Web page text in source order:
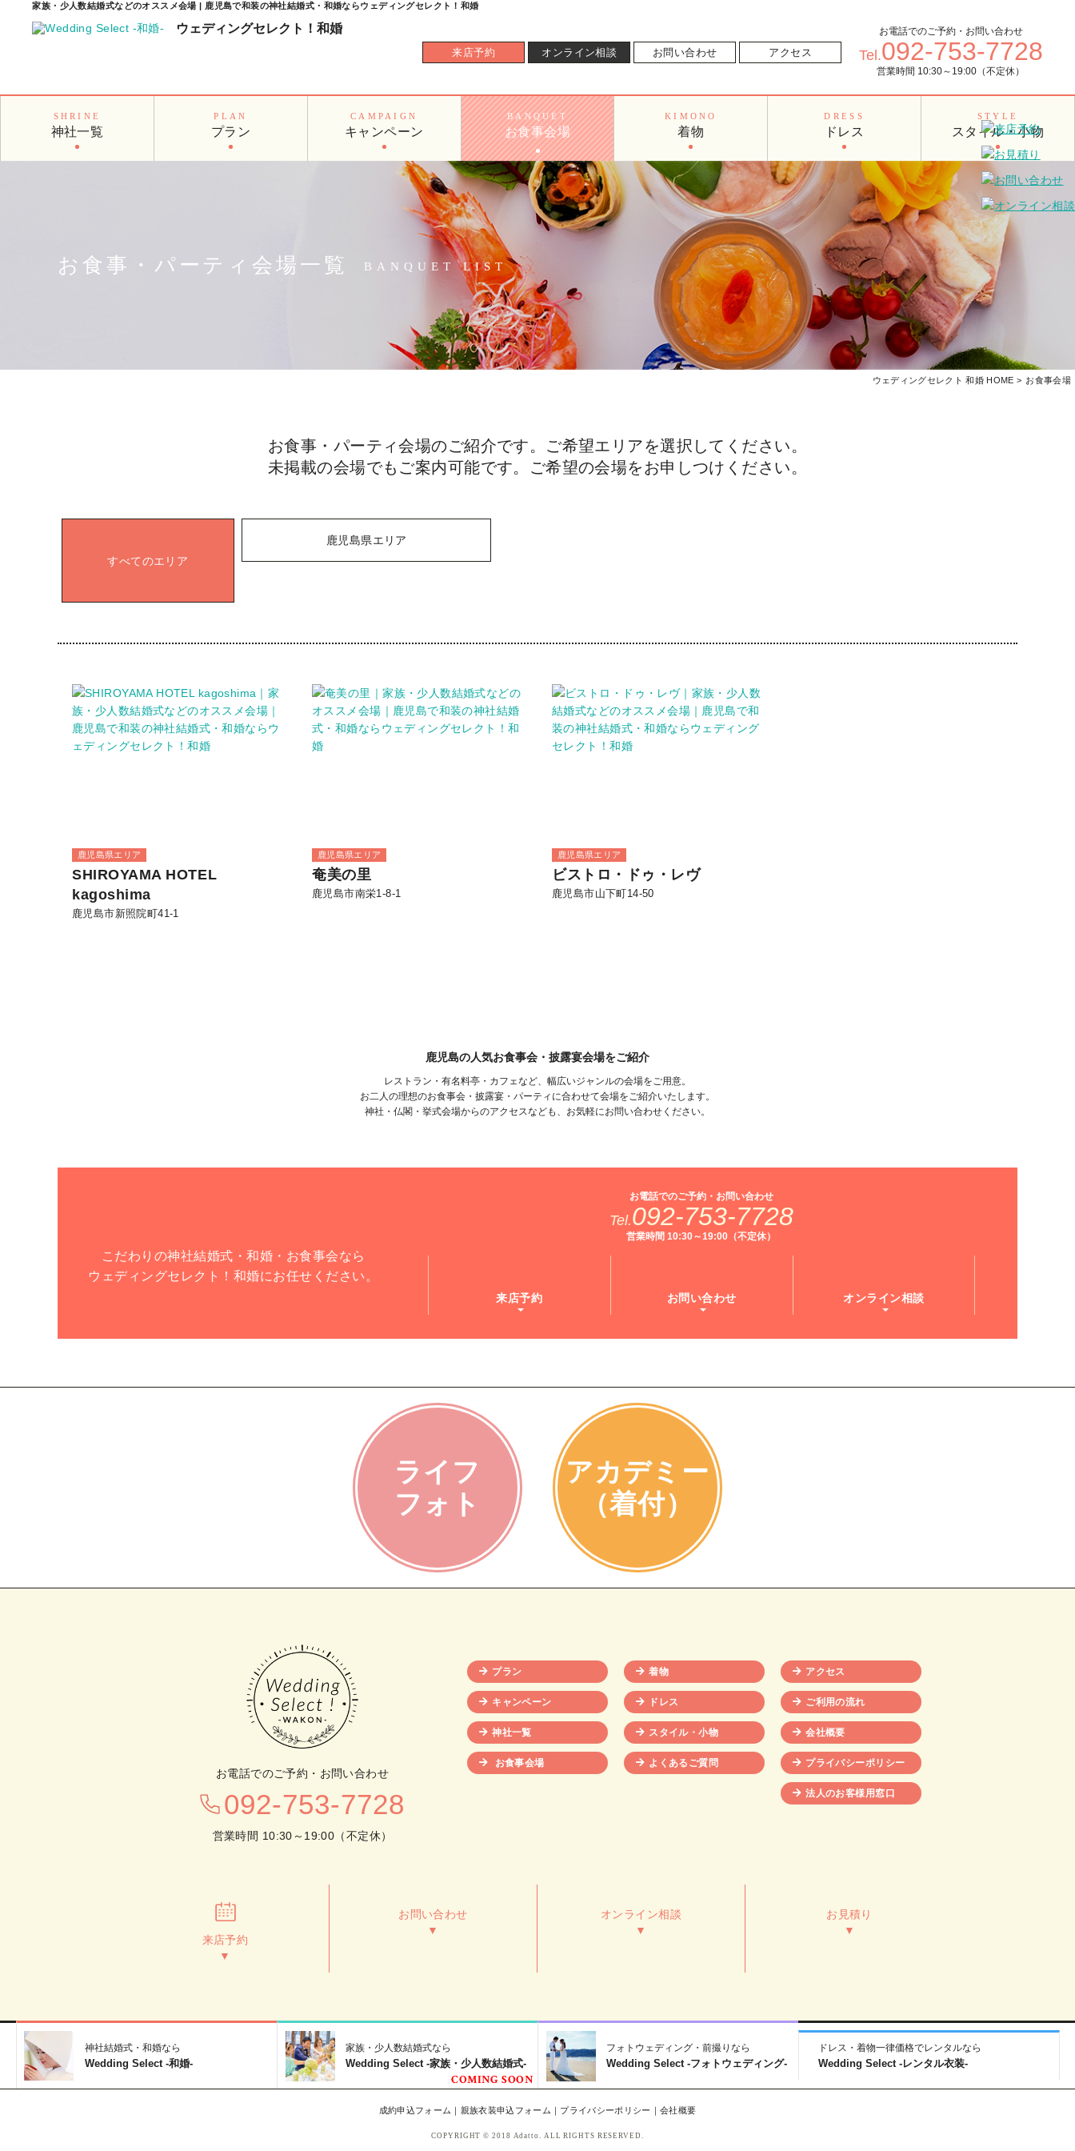
家族・少人数結婚式などのオススメ会場 | 鹿児島で和装の神社結婚式・和婚ならウェディングセレクト！和婚
ウェディングセレクト！和婚
来店予約 オンライン相談 お問い合わせ アクセス
お電話でのご予約・お問い合わせ
Tel.092-753-7728
営業時間 10:30～19:00（不定休）
SHRINE
神社一覧
PLAN
プラン
CAMPAIGN
キャンペーン
BANQUET
お食事会場
KIMONO
着物
DRESS
ドレス
STYLE
スタイル・小物
お食事・パーティ会場一覧 BANQUET LIST
ウェディングセレクト 和婚 HOME お食事会場
お食事・パーティ会場のご紹介です。ご希望エリアを選択してください。
未掲載の会場でもご案内可能です。ご希望の会場をお申しつけください。
すべてのエリア
鹿児島県エリア
鹿児島県エリア
SHIROYAMA HOTEL
kagoshima
鹿児島市新照院町41-1
鹿児島県エリア
奄美の里
鹿児島市南栄1-8-1
鹿児島県エリア
ビストロ・ドゥ・レヴ
鹿児島市山下町14-50
鹿児島の人気お食事会・披露宴会場をご紹介
レストラン・有名料亭・カフェなど、幅広いジャンルの会場をご用意。
お二人の理想のお食事会・披露宴・パーティに合わせて会場をご紹介いたします。
神社・仏閣・挙式会場からのアクセスなども、お気軽にお問い合わせください。
こだわりの神社結婚式・和婚・お食事会なら
ウェディングセレクト！和婚にお任せください。
お電話でのご予約・お問い合わせ
Tel.092-753-7728
営業時間 10:30～19:00（不定休）
来店予約 お問い合わせ オンライン相談
ライフ
フォト
アカデミー
（着付）
お電話でのご予約・お問い合わせ
092-753-7728
営業時間 10:30～19:00（不定休）
プラン
キャンペーン
神社一覧
お食事会場
着物
ドレス
スタイル・小物
よくあるご質問
アクセス
ご利用の流れ
会社概要
プライバシーポリシー
法人のお客様用窓口
来店予約
▼
お問い合わせ
▼
オンライン相談
▼
お見積り
▼
神社結婚式・和婚なら
Wedding Select -和婚-
家族・少人数結婚式なら
Wedding Select -家族・少人数結婚式-
フォトウェディング・前撮りなら
Wedding Select -フォトウェディング-
ドレス・着物一律価格でレンタルなら
Wedding Select -レンタル衣装-
成約申込フォーム 親族衣装申込フォーム プライバシーポリシー 会社概要
COPYRIGHT © 2018 Adatto. ALL RIGHTS RESERVED.